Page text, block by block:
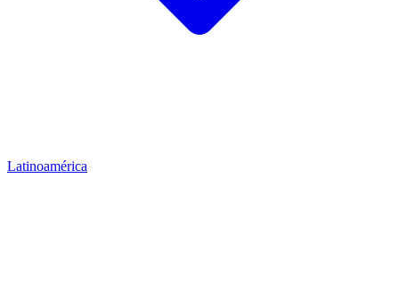
Latinoamérica